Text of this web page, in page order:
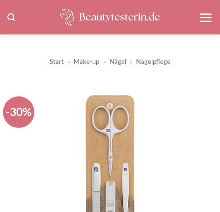
Inhalt
springen
Start » Make-up » Nägel » Nagelpflege
-30%